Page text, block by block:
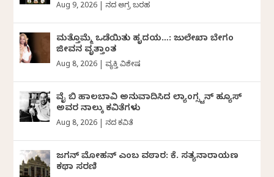
Aug 9, 2026 ದಿನದ ಅಗ್ರ ಬರಹ
ಮತ್ತೊಮ್ಮೆ ಒಡೆಯಿತು ಹೃದಯ…: ಜುಲೇಖಾ ಬೇಗಂ
ಜೀವನ ವೃತ್ತಾಂತ
Aug 8, 2026 ವ್ಯಕ್ತಿ ವಿಶೇಷ
ವೈ ಬಿ ಹಾಲಬಾವಿ ಅನುವಾದಿಸಿದ ಲ್ಯಾಂಗ್ಸ್ಟನ್ ಹ್ಯೂಸ್
ಅವರ ನಾಲ್ಕು ಕವಿತೆಗಳು
Aug 8, 2026 ದಿನದ ಕವಿತೆ
ಜಗನ್‌ ಮೋಹನ್‌ ಎಂಬ ವಠಾರ: ಕೆ. ಸತ್ಯನಾರಾಯಣ
ಕಥಾ ಸರಣಿ